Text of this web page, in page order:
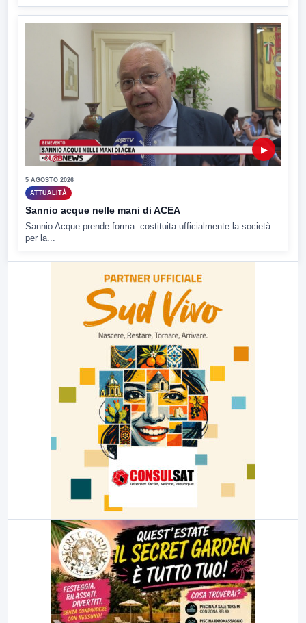
▶
5 AGOSTO 2026
ATTUALITÀ
Sannio acque nelle mani di ACEA
Sannio Acque prende forma: costituita ufficialmente la società
per la...